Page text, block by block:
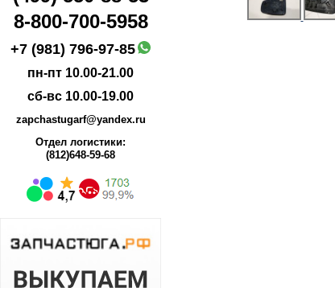
8-800-700-5958
+7 (981) 796-97-85
пн-пт 10.00-21.00
сб-вс 10.00-19.00
zapchastugarf@yandex.ru
Отдел логистики:
(812)648-59-68